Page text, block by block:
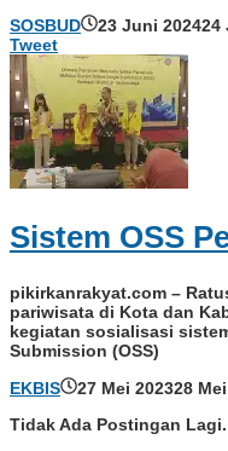
SOSBUD
23 Juni 202424
Tweet
Sistem OSS
pikirkanrakyat.com –
pariwisata di Kota dan
kegiatan sosialisasi
Submission (OSS)
EKBIS
27 Mei 202328
Tidak Ada Postingan Lagi.